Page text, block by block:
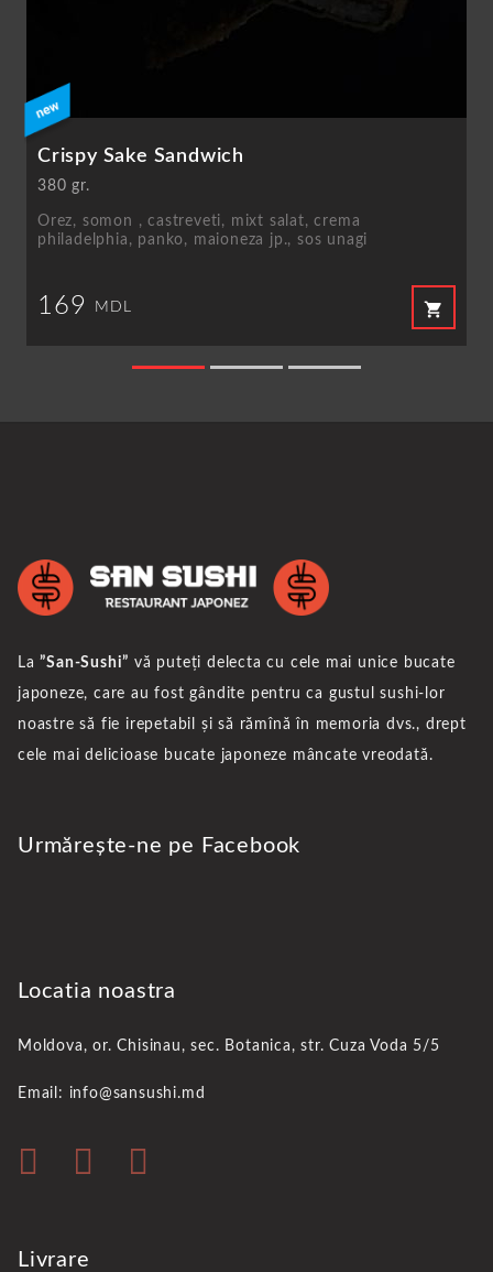
Crispy Sake Sandwich
380 gr.
Orez, somon , castreveti, mixt salat, crema
philadelphia, panko, maioneza jp., sos unagi
169 MDL shopping_cart
La”San-Sushi” vă puteți delecta cu cele mai unice bucate
japoneze, care au fost gândite pentru ca gustul sushi-lor
noastre să fie irepetabil și să rămînă în memoria dvs., drept
cele mai delicioase bucate japoneze mâncate vreodată.
Urmărește-ne pe Facebook
Locatia noastra
Moldova, or. Chisinau, sec. Botanica, str. Cuza Voda 5/5
Email: info@sansushi.md
Livrare